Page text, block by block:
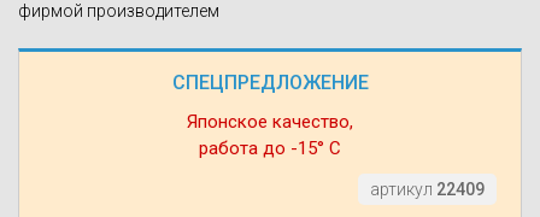
СПЕЦПРЕДЛОЖЕНИЕ
Японское качество,
работа до -15° С
артикул 22409
фирмой производителем